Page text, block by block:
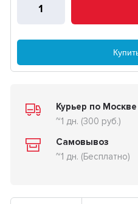
Курьер по
~1 дн. (300 руб.)
Самовывоз
~1 дн. (Бесплатно)